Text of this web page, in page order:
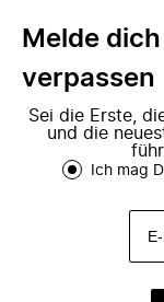
Melde
verpassen
Sei die Erste,
und die
Ich mag